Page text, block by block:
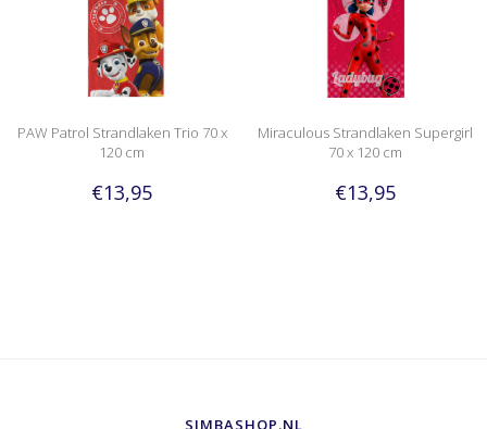
PAW Patrol Strandlaken Trio 70 x
120 cm
€13,95
Miraculous Strandlaken Supergirl
70 x 120 cm
€13,95
SIMBASHOP.NL